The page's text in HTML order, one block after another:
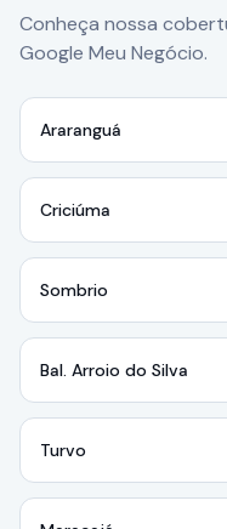
Conheça nossa
Google Meu Negócio.
Araranguá
Criciúma
Sombrio
Bal. Arroio do Silva
Turvo